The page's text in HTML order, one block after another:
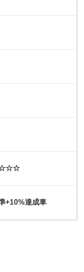
+10%達成車